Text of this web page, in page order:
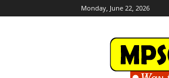
Monday, June 22, 2026